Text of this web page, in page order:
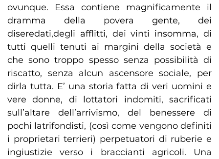
ovunque. Essa contiene magnificamente il
dramma della povera gente, dei
diseredati,degli afflitti, dei vinti insomma, di
tutti quelli tenuti ai margini della società e
che sono troppo spesso senza possibilità di
riscatto, senza alcun ascensore sociale, per
dirla tutta. E’ una storia fatta di veri uomini e
vere donne, di lottatori indomiti, sacrificati
sull’altare dell’arrivismo, del benessere di
pochi latrifondisti, (così come vengono definiti
i proprietari terrieri) perpetuatori di ruberie e
ingiustizie verso i braccianti agricoli. Una